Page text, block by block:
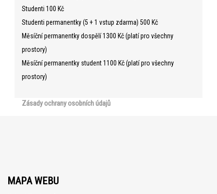
Studenti 100 Kč
Studenti permanentky (5 + 1 vstup zdarma) 500 Kč
Měsíční permanentky dospělí 1300 Kč (platí pro všechny
prostory)
Měsíční permanentky student 1100 Kč (platí pro všechny
prostory)
Zásady ochrany osobních údajů
MAPA WEBU